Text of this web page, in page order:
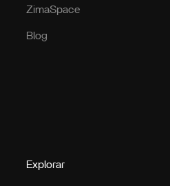
ZimaSpace
Blog
Explorar